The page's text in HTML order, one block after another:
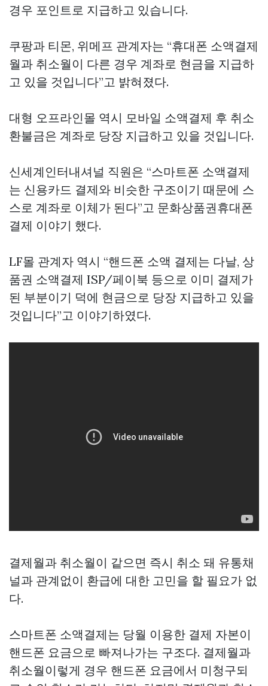
경우 포인트로 지급하고 있습니다.
쿠팡과 티몬, 위메프 관계자는 “휴대폰 소액결제
월과 취소월이 다른 경우 계좌로 현금을 지급하
고 있을 것입니다”고 밝혀졌다.
대형 오프라인몰 역시 모바일 소액결제 후 취소
환불금은 계좌로 당장 지급하고 있을 것입니다.
신세계인터내셔널 직원은 “스마트폰 소액결제
는 신용카드 결제와 비슷한 구조이기 때문에 스
스로 계좌로 이체가 된다”고 문화상품권휴대폰
결제 이야기 했다.
LF몰 관계자 역시 “핸드폰 소액 결제는 다날, 상
품권 소액결제 ISP/페이북 등으로 이미 결제가
된 부분이기 덕에 현금으로 당장 지급하고 있을
것입니다”고 이야기하였다.
결제월과 취소월이 같으면 즉시 취소 돼 유통채
널과 관계없이 환급에 대한 고민을 할 필요가 없
다.
스마트폰 소액결제는 당월 이용한 결제 자본이
핸드폰 요금으로 빠져나가는 구조다. 결제월과
취소월이렇게 경우 핸드폰 요금에서 미청구되